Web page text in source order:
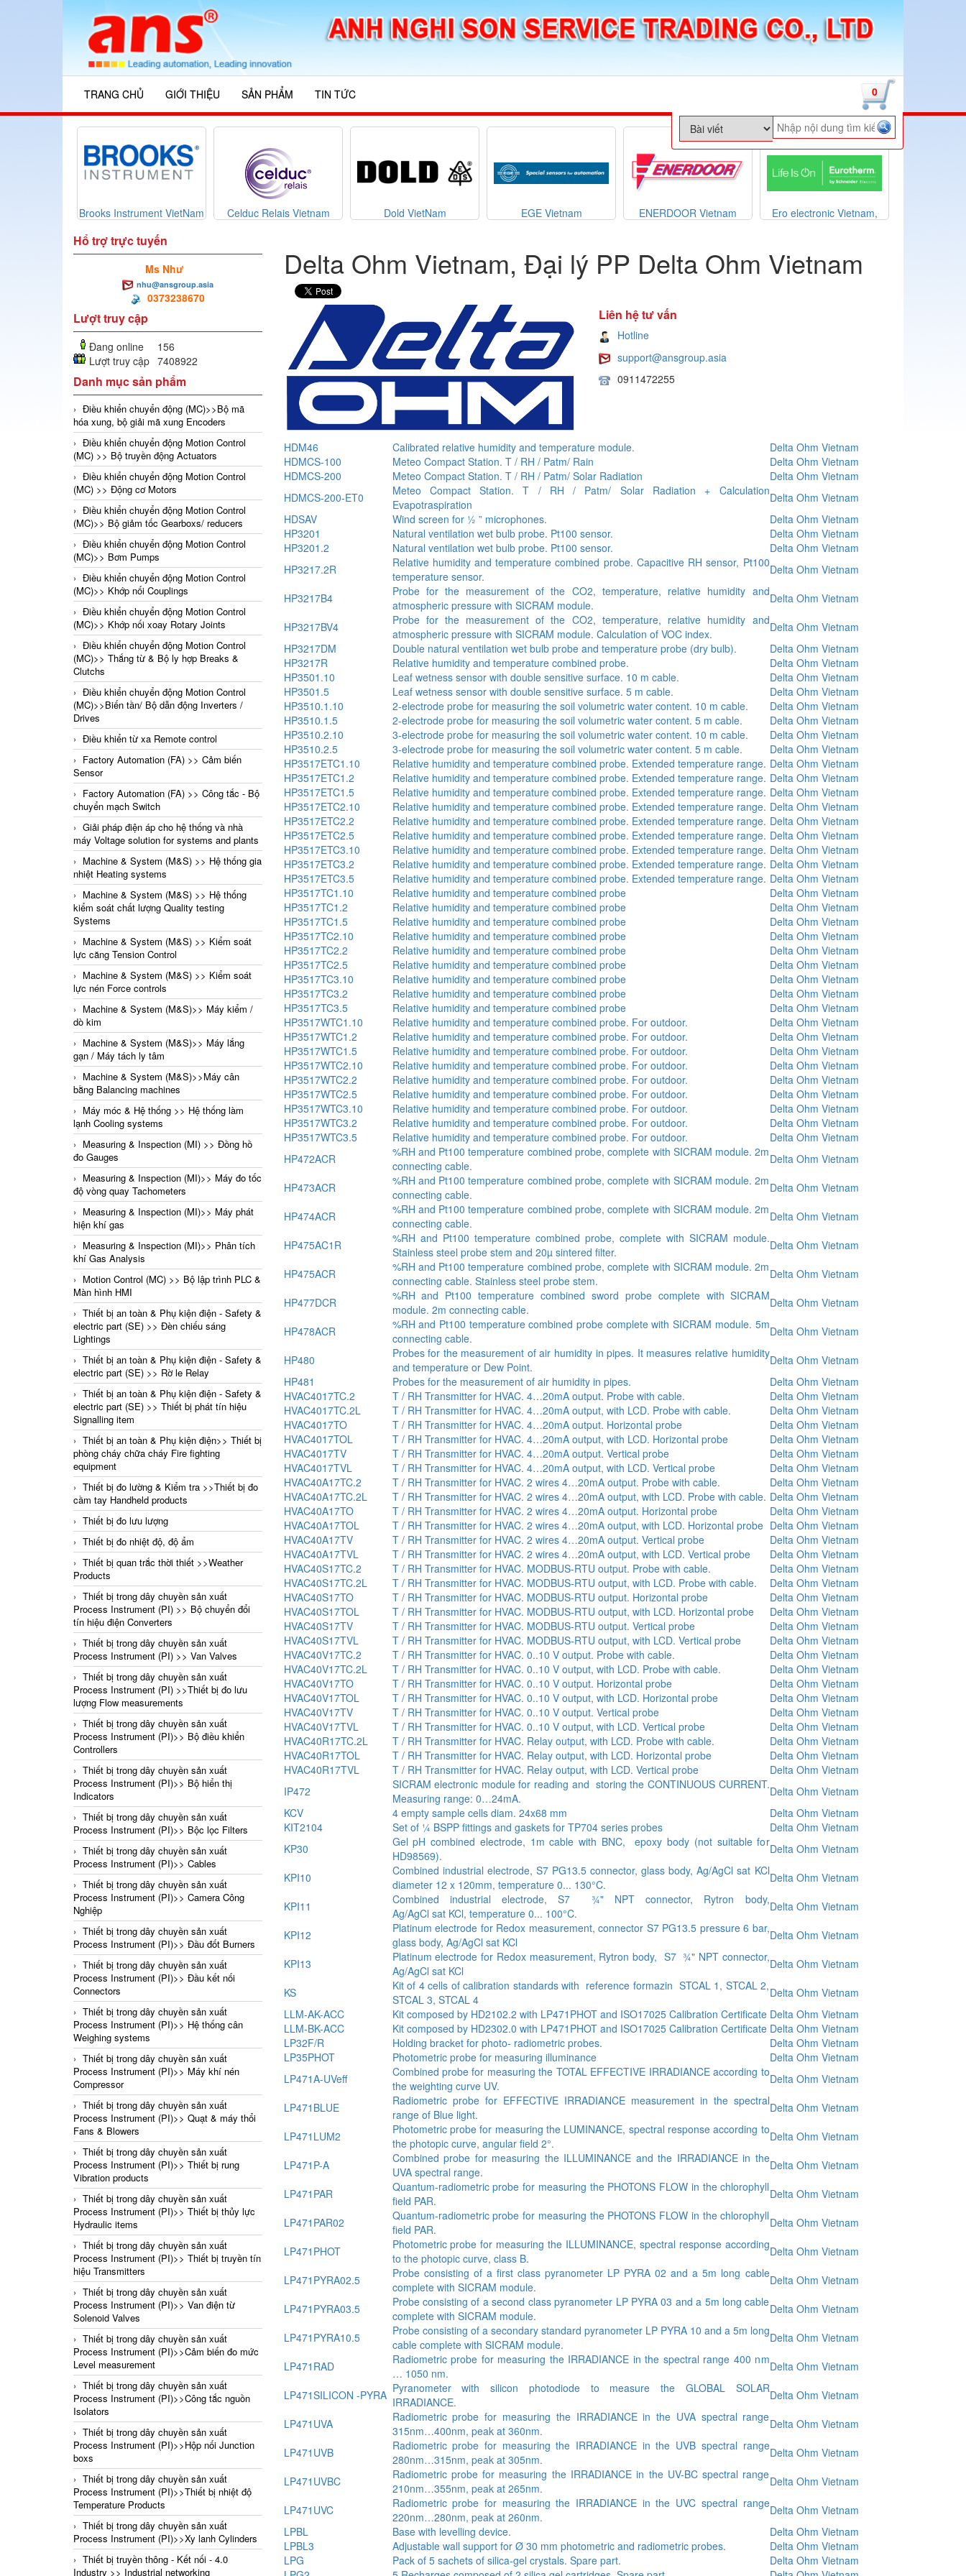
TRANG CHỦ GIỚI THIỆU SẢN PHẨM TIN TỨC 0
Brooks Instrument VietNam Celduc Relais Vietnam Dold VietNam EGE Vietnam ENERDOOR Vietnam
Ero electronic Vietnam,
Hổ trợ trực tuyến
Ms Như
nhu@ansgroup.asia
0373238670
Lượt truy cập
Đang online
156
Lượt truy cập 7408922
Danh mục sản phẩm
Điều khiển chuyển động (MC)>>Bộ mã
hóa xung, bộ giải mã xung Encoders
Điều khiển chuyển động Motion Control
(MC) >> Bộ truyền động Actuators
Điều khiển chuyển động Motion Control
(MC) >> Động cơ Motors
Điều khiển chuyển động Motion Control
(MC)>> Bộ giảm tốc Gearboxs/ reducers
Điều khiển chuyển động Motion Control
(MC)>> Bơm Pumps
Điều khiển chuyển động Motion Control
(MC)>> Khớp nối Couplings
Điều khiển chuyển động Motion Control
(MC)>> Khớp nối xoay Rotary Joints
Điều khiển chuyển động Motion Control
(MC)>> Thắng từ & Bộ ly hợp Breaks &
Clutchs
Điều khiển chuyển động Motion Control
(MC)>>Biến tần/ Bộ dẫn động Inverters /
Drives
Điều khiển từ xa Remote control
Factory Automation (FA) >> Cảm biến
Sensor
Factory Automation (FA) >> Công tắc - Bộ
chuyển mạch Switch
Giải pháp điện áp cho hệ thống và nhà
máy Voltage solution for systems and plants
Machine & System (M&S) >> Hệ thống gia
nhiệt Heating systems
Machine & System (M&S) >> Hệ thống
kiểm soát chất lượng Quality testing
Systems
Machine & System (M&S) >> Kiểm soát
lực căng Tension Control
Machine & System (M&S) >> Kiểm soát
lực nén Force controls
Machine & System (M&S)>> Máy kiểm /
dò kim
Machine & System (M&S)>> Máy lắng
gạn / Máy tách ly tâm
Machine & System (M&S)>>Máy cân
bằng Balancing machines
Máy móc & Hệ thống >> Hệ thống làm
lạnh Cooling systems
Measuring & Inspection (MI) >> Đồng hồ
đo Gauges
Measuring & Inspection (MI)>> Máy đo tốc
độ vòng quay Tachometers
Measuring & Inspection (MI)>> Máy phát
hiện khí gas
Measuring & Inspection (MI)>> Phân tích
khí Gas Analysis
Motion Control (MC) >> Bộ lập trình PLC &
Màn hình HMI
Thiết bị an toàn & Phụ kiện điện - Safety &
electric part (SE) >> Đèn chiếu sáng
Lightings
Thiết bị an toàn & Phụ kiện điện - Safety &
electric part (SE) >> Rờ le Relay
Thiết bị an toàn & Phụ kiện điện - Safety &
electric part (SE) >> Thiết bị phát tín hiệu
Signalling item
Thiết bị an toàn & Phụ kiện điện>> Thiết bị
phòng cháy chữa cháy Fire fighting
equipment
Thiết bị đo lường & Kiểm tra >>Thiết bị đo
cầm tay Handheld products
Thiết bị đo lưu lượng
Thiết bị đo nhiệt độ, độ ẩm
Thiết bị quan trắc thời thiết >>Weather
Products
Thiết bị trong dây chuyền sản xuất
Process Instrument (PI) >> Bộ chuyển đổi
tín hiệu điện Converters
Thiết bị trong dây chuyền sản xuất
Process Instrument (PI) >> Van Valves
Thiết bị trong dây chuyền sản xuất
Process Instrument (PI) >>Thiết bị đo lưu
lượng Flow measurements
Thiết bị trong dây chuyền sản xuất
Process Instrument (PI)>> Bộ điều khiển
Controllers
Thiết bị trong dây chuyền sản xuất
Process Instrument (PI)>> Bộ hiển thị
Indicators
Thiết bị trong dây chuyền sản xuất
Process Instrument (PI)>> Bộc lọc Filters
Thiết bị trong dây chuyền sản xuất
Process Instrument (PI)>> Cables
Thiết bị trong dây chuyền sản xuất
Process Instrument (PI)>> Camera Công
Nghiệp
Thiết bị trong dây chuyền sản xuất
Process Instrument (PI)>> Đầu đốt Burners
Thiết bị trong dây chuyền sản xuất
Process Instrument (PI)>> Đầu kết nối
Connectors
Thiết bị trong dây chuyền sản xuất
Process Instrument (PI)>> Hệ thống cân
Weighing systems
Thiết bị trong dây chuyền sản xuất
Process Instrument (PI)>> Máy khí nén
Compressor
Thiết bị trong dây chuyền sản xuất
Process Instrument (PI)>> Quạt & máy thổi
Fans & Blowers
Thiết bị trong dây chuyền sản xuất
Process Instrument (PI)>> Thiết bị rung
Vibration products
Thiết bị trong dây chuyền sản xuất
Process Instrument (PI)>> Thiết bị thủy lực
Hydraulic items
Thiết bị trong dây chuyền sản xuất
Process Instrument (PI)>> Thiết bị truyền tín
hiệu Transmitters
Thiết bị trong dây chuyền sản xuất
Process Instrument (PI)>> Van điện từ
Solenoid Valves
Thiết bị trong dây chuyền sản xuất
Process Instrument (PI)>>Cảm biến đo mức
Level measurement
Thiết bị trong dây chuyền sản xuất
Process Instrument (PI)>>Công tắc nguồn
Isolators
Thiết bị trong dây chuyền sản xuất
Process Instrument (PI)>>Hộp nối Junction
boxs
Thiết bị trong dây chuyền sản xuất
Process Instrument (PI)>>Thiết bị nhiệt độ
Temperature Products
Thiết bị trong dây chuyền sản xuất
Process Instrument (PI)>>Xy lanh Cylinders
Thiết bị truyền thông - Kết nối - 4.0
Industry >> Industrial networking
Delta Ohm Vietnam, Đại lý PP Delta Ohm Vietnam
Liên hệ tư vấn
Hotline
support@ansgroup.asia
0911472255
HDM46 Calibrated relative humidity and temperature module.
Delta Ohm Vietnam
HDMCS-100
Meteo Compact Station. T / RH / Patm/ Rain
Delta Ohm Vietnam
HDMCS-200
Meteo Compact Station. T / RH / Patm/ Solar Radiation
Delta Ohm Vietnam
HDMCS-200-ET0
Meteo Compact Station. T / RH / Patm/ Solar Radiation + Calculation
Evapotraspiration
Delta Ohm Vietnam
HDSAV
Wind screen for ½ ” microphones.
Delta Ohm Vietnam
HP3201
Natural ventilation wet bulb probe. Pt100 sensor.
Delta Ohm Vietnam
HP3201.2
Natural ventilation wet bulb probe. Pt100 sensor.
Delta Ohm Vietnam
HP3217.2R
Relative humidity and temperature combined probe. Capacitive RH sensor, Pt100
temperature sensor.
Delta Ohm Vietnam
HP3217B4
Probe for the measurement of the CO2, temperature, relative humidity and
atmospheric pressure with SICRAM module.
Delta Ohm Vietnam
HP3217BV4
Probe for the measurement of the CO2, temperature, relative humidity and
atmospheric pressure with SICRAM module. Calculation of VOC index.
Delta Ohm Vietnam
HP3217DM
Double natural ventilation wet bulb probe and temperature probe (dry bulb).
Delta Ohm Vietnam
HP3217R
Relative humidity and temperature combined probe.
Delta Ohm Vietnam
HP3501.10
Leaf wetness sensor with double sensitive surface. 10 m cable.
Delta Ohm Vietnam
HP3501.5
Leaf wetness sensor with double sensitive surface. 5 m cable.
Delta Ohm Vietnam
HP3510.1.10
2-electrode probe for measuring the soil volumetric water content. 10 m cable.
Delta Ohm Vietnam
HP3510.1.5
2-electrode probe for measuring the soil volumetric water content. 5 m cable.
Delta Ohm Vietnam
HP3510.2.10
3-electrode probe for measuring the soil volumetric water content. 10 m cable.
Delta Ohm Vietnam
HP3510.2.5
3-electrode probe for measuring the soil volumetric water content. 5 m cable.
Delta Ohm Vietnam
HP3517ETC1.10
Relative humidity and temperature combined probe. Extended temperature range. Delta Ohm Vietnam
HP3517ETC1.2
Relative humidity and temperature combined probe. Extended temperature range. Delta Ohm Vietnam
HP3517ETC1.5
Relative humidity and temperature combined probe. Extended temperature range. Delta Ohm Vietnam
HP3517ETC2.10
Relative humidity and temperature combined probe. Extended temperature range. Delta Ohm Vietnam
HP3517ETC2.2
Relative humidity and temperature combined probe. Extended temperature range. Delta Ohm Vietnam
HP3517ETC2.5
Relative humidity and temperature combined probe. Extended temperature range. Delta Ohm Vietnam
HP3517ETC3.10
Relative humidity and temperature combined probe. Extended temperature range. Delta Ohm Vietnam
HP3517ETC3.2
Relative humidity and temperature combined probe. Extended temperature range. Delta Ohm Vietnam
HP3517ETC3.5
Relative humidity and temperature combined probe. Extended temperature range. Delta Ohm Vietnam
HP3517TC1.10
Relative humidity and temperature combined probe
Delta Ohm Vietnam
HP3517TC1.2
Relative humidity and temperature combined probe
Delta Ohm Vietnam
HP3517TC1.5
Relative humidity and temperature combined probe
Delta Ohm Vietnam
HP3517TC2.10
Relative humidity and temperature combined probe
Delta Ohm Vietnam
HP3517TC2.2
Relative humidity and temperature combined probe
Delta Ohm Vietnam
HP3517TC2.5
Relative humidity and temperature combined probe
Delta Ohm Vietnam
HP3517TC3.10
Relative humidity and temperature combined probe
Delta Ohm Vietnam
HP3517TC3.2
Relative humidity and temperature combined probe
Delta Ohm Vietnam
HP3517TC3.5
Relative humidity and temperature combined probe
Delta Ohm Vietnam
HP3517WTC1.10
Relative humidity and temperature combined probe. For outdoor.
Delta Ohm Vietnam
HP3517WTC1.2
Relative humidity and temperature combined probe. For outdoor.
Delta Ohm Vietnam
HP3517WTC1.5
Relative humidity and temperature combined probe. For outdoor.
Delta Ohm Vietnam
HP3517WTC2.10
Relative humidity and temperature combined probe. For outdoor.
Delta Ohm Vietnam
HP3517WTC2.2
Relative humidity and temperature combined probe. For outdoor.
Delta Ohm Vietnam
HP3517WTC2.5
Relative humidity and temperature combined probe. For outdoor.
Delta Ohm Vietnam
HP3517WTC3.10
Relative humidity and temperature combined probe. For outdoor.
Delta Ohm Vietnam
HP3517WTC3.2
Relative humidity and temperature combined probe. For outdoor.
Delta Ohm Vietnam
HP3517WTC3.5
Relative humidity and temperature combined probe. For outdoor.
Delta Ohm Vietnam
HP472ACR
%RH and Pt100 temperature combined probe, complete with SICRAM module. 2m
connecting cable.
Delta Ohm Vietnam
HP473ACR
%RH and Pt100 temperature combined probe, complete with SICRAM module. 2m
connecting cable.
Delta Ohm Vietnam
HP474ACR
%RH and Pt100 temperature combined probe, complete with SICRAM module. 2m
connecting cable.
Delta Ohm Vietnam
HP475AC1R
%RH and Pt100 temperature combined probe, complete with SICRAM module.
Stainless steel probe stem and 20µ sintered filter.
Delta Ohm Vietnam
HP475ACR
%RH and Pt100 temperature combined probe, complete with SICRAM module. 2m
connecting cable. Stainless steel probe stem.
Delta Ohm Vietnam
HP477DCR
%RH and Pt100 temperature combined sword probe complete with SICRAM
module. 2m connecting cable.
Delta Ohm Vietnam
HP478ACR
%RH and Pt100 temperature combined probe complete with SICRAM module. 5m
connecting cable.
Delta Ohm Vietnam
HP480
Probes for the measurement of air humidity in pipes. It measures relative humidity
and temperature or Dew Point.
Delta Ohm Vietnam
HP481
Probes for the measurement of air humidity in pipes.
Delta Ohm Vietnam
HVAC4017TC.2
T / RH Transmitter for HVAC. 4…20mA output. Probe with cable.
Delta Ohm Vietnam
HVAC4017TC.2L
T / RH Transmitter for HVAC. 4…20mA output, with LCD. Probe with cable.
Delta Ohm Vietnam
HVAC4017TO
T / RH Transmitter for HVAC. 4…20mA output. Horizontal probe
Delta Ohm Vietnam
HVAC4017TOL
T / RH Transmitter for HVAC. 4…20mA output, with LCD. Horizontal probe
Delta Ohm Vietnam
HVAC4017TV
T / RH Transmitter for HVAC. 4…20mA output. Vertical probe
Delta Ohm Vietnam
HVAC4017TVL
T / RH Transmitter for HVAC. 4…20mA output, with LCD. Vertical probe
Delta Ohm Vietnam
HVAC40A17TC.2
T / RH Transmitter for HVAC. 2 wires 4…20mA output. Probe with cable.
Delta Ohm Vietnam
HVAC40A17TC.2L
T / RH Transmitter for HVAC. 2 wires 4…20mA output, with LCD. Probe with cable. Delta Ohm Vietnam
HVAC40A17TO
T / RH Transmitter for HVAC. 2 wires 4…20mA output. Horizontal probe
Delta Ohm Vietnam
HVAC40A17TOL
T / RH Transmitter for HVAC. 2 wires 4…20mA output, with LCD. Horizontal probe Delta Ohm Vietnam
HVAC40A17TV
T / RH Transmitter for HVAC. 2 wires 4…20mA output. Vertical probe
Delta Ohm Vietnam
HVAC40A17TVL
T / RH Transmitter for HVAC. 2 wires 4…20mA output, with LCD. Vertical probe
Delta Ohm Vietnam
HVAC40S17TC.2
T / RH Transmitter for HVAC. MODBUS-RTU output. Probe with cable.
Delta Ohm Vietnam
HVAC40S17TC.2L
T / RH Transmitter for HVAC. MODBUS-RTU output, with LCD. Probe with cable.
Delta Ohm Vietnam
HVAC40S17TO
T / RH Transmitter for HVAC. MODBUS-RTU output. Horizontal probe
Delta Ohm Vietnam
HVAC40S17TOL
T / RH Transmitter for HVAC. MODBUS-RTU output, with LCD. Horizontal probe
Delta Ohm Vietnam
HVAC40S17TV
T / RH Transmitter for HVAC. MODBUS-RTU output. Vertical probe
Delta Ohm Vietnam
HVAC40S17TVL
T / RH Transmitter for HVAC. MODBUS-RTU output, with LCD. Vertical probe
Delta Ohm Vietnam
HVAC40V17TC.2
T / RH Transmitter for HVAC. 0..10 V output. Probe with cable.
Delta Ohm Vietnam
HVAC40V17TC.2L
T / RH Transmitter for HVAC. 0..10 V output, with LCD. Probe with cable.
Delta Ohm Vietnam
HVAC40V17TO
T / RH Transmitter for HVAC. 0..10 V output. Horizontal probe
Delta Ohm Vietnam
HVAC40V17TOL
T / RH Transmitter for HVAC. 0..10 V output, with LCD. Horizontal probe
Delta Ohm Vietnam
HVAC40V17TV
T / RH Transmitter for HVAC. 0..10 V output. Vertical probe
Delta Ohm Vietnam
HVAC40V17TVL
T / RH Transmitter for HVAC. 0..10 V output, with LCD. Vertical probe
Delta Ohm Vietnam
HVAC40R17TC.2L
T / RH Transmitter for HVAC. Relay output, with LCD. Probe with cable.
Delta Ohm Vietnam
HVAC40R17TOL
T / RH Transmitter for HVAC. Relay output, with LCD. Horizontal probe
Delta Ohm Vietnam
HVAC40R17TVL
T / RH Transmitter for HVAC. Relay output, with LCD. Vertical probe
Delta Ohm Vietnam
IP472
SICRAM electronic module for reading and storing the CONTINUOUS CURRENT.
Measuring range: 0…24mA.
Delta Ohm Vietnam
KCV
4 empty sample cells diam. 24x68 mm
Delta Ohm Vietnam
KIT2104
Set of ¼ BSPP fittings and gaskets for TP704 series probes
Delta Ohm Vietnam
KP30
Gel pH combined electrode, 1m cable with BNC, epoxy body (not suitable for
HD98569).
Delta Ohm Vietnam
KPI10
Combined industrial electrode, S7 PG13.5 connector, glass body, Ag/AgCl sat KCl
diameter 12 x 120mm, temperature 0... 130°C.
Delta Ohm Vietnam
KPI11
Combined industrial electrode, S7 ¾" NPT connector, Rytron body,
Ag/AgCl sat KCl, temperature 0... 100°C.
Delta Ohm Vietnam
KPI12
Platinum electrode for Redox measurement, connector S7 PG13.5 pressure 6 bar,
glass body, Ag/AgCl sat KCl
Delta Ohm Vietnam
KPI13
Platinum electrode for Redox measurement, Rytron body, S7 ¾" NPT connector,
Ag/AgCl sat KCl
Delta Ohm Vietnam
KS
Kit of 4 cells of calibration standards with reference formazin STCAL 1, STCAL 2,
STCAL 3, STCAL 4
Delta Ohm Vietnam
LLM-AK-ACC
Kit composed by HD2102.2 with LP471PHOT and ISO17025 Calibration Certificate Delta Ohm Vietnam
LLM-BK-ACC
Kit composed by HD2302.0 with LP471PHOT and ISO17025 Calibration Certificate Delta Ohm Vietnam
LP32F/R
Holding bracket for photo- radiometric probes.
Delta Ohm Vietnam
LP35PHOT
Photometric probe for measuring illuminance
Delta Ohm Vietnam
LP471A-UVeff
Combined probe for measuring the TOTAL EFFECTIVE IRRADIANCE according to
the weighting curve UV.
Delta Ohm Vietnam
LP471BLUE
Radiometric probe for EFFECTIVE IRRADIANCE measurement in the spectral
range of Blue light.
Delta Ohm Vietnam
LP471LUM2
Photometric probe for measuring the LUMINANCE, spectral response according to
the photopic curve, angular field 2°.
Delta Ohm Vietnam
LP471P-A
Combined probe for measuring the ILLUMINANCE and the IRRADIANCE in the
UVA spectral range.
Delta Ohm Vietnam
LP471PAR
Quantum-radiometric probe for measuring the PHOTONS FLOW in the chlorophyll
field PAR.
Delta Ohm Vietnam
LP471PAR02
Quantum-radiometric probe for measuring the PHOTONS FLOW in the chlorophyll
field PAR.
Delta Ohm Vietnam
LP471PHOT
Photometric probe for measuring the ILLUMINANCE, spectral response according
to the photopic curve, class B.
Delta Ohm Vietnam
LP471PYRA02.5
Probe consisting of a first class pyranometer LP PYRA 02 and a 5m long cable
complete with SICRAM module.
Delta Ohm Vietnam
LP471PYRA03.5
Probe consisting of a second class pyranometer LP PYRA 03 and a 5m long cable
complete with SICRAM module.
Delta Ohm Vietnam
LP471PYRA10.5
Probe consisting of a secondary standard pyranometer LP PYRA 10 and a 5m long
cable complete with SICRAM module.
Delta Ohm Vietnam
LP471RAD
Radiometric probe for measuring the IRRADIANCE in the spectral range 400 nm
… 1050 nm.
Delta Ohm Vietnam
LP471SILICON -PYRA Pyranometer with silicon photodiode to measure the GLOBAL SOLAR
IRRADIANCE.
Delta Ohm Vietnam
LP471UVA
Radiometric probe for measuring the IRRADIANCE in the UVA spectral range
315nm…400nm, peak at 360nm.
Delta Ohm Vietnam
LP471UVB
Radiometric probe for measuring the IRRADIANCE in the UVB spectral range
280nm…315nm, peak at 305nm.
Delta Ohm Vietnam
LP471UVBC
Radiometric probe for measuring the IRRADIANCE in the UV-BC spectral range
210nm…355nm, peak at 265nm.
Delta Ohm Vietnam
LP471UVC
Radiometric probe for measuring the IRRADIANCE in the UVC spectral range
220nm…280nm, peak at 260nm.
Delta Ohm Vietnam
LPBL
Base with levelling device.
Delta Ohm Vietnam
LPBL3
Adjustable wall support for Ø 30 mm photometric and radiometric probes.
Delta Ohm Vietnam
LPG
Pack of 5 sachets of silica-gel crystals. Spare part.
Delta Ohm Vietnam